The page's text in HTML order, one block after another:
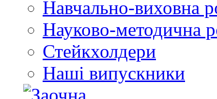
Навчально-виховна
Науково-методична
Стейкхолдери
Наші випускники